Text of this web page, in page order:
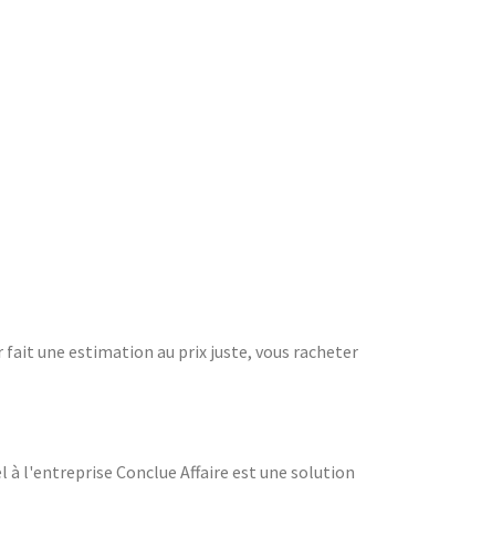
fait une estimation au prix juste, vous racheter
à l'entreprise Conclue Affaire est une solution